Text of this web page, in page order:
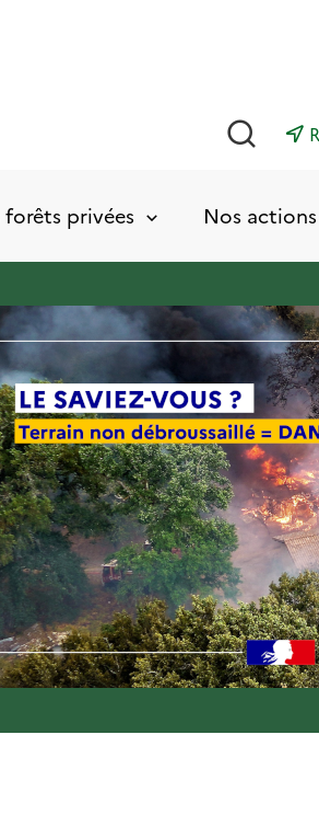
privées Nos actions